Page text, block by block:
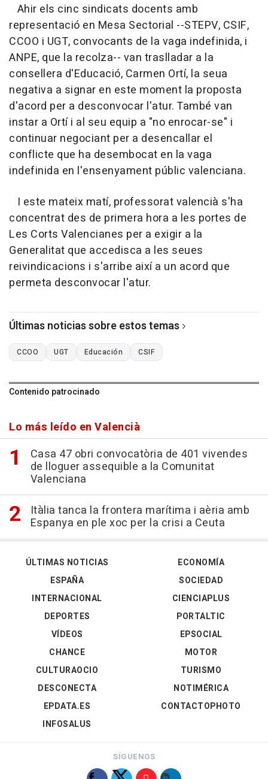
Ahir els cinc sindicats docents amb
representació en Mesa Sectorial --STEPV, CSIF,
CCOO i UGT, convocants de la vaga indefinida, i
ANPE, que la recolza-- van traslladar a la
consellera d'Educació, Carmen Ortí, la seua
negativa a signar en este moment la proposta
d'acord per a desconvocar l'atur. També van
instar a Ortí i al seu equip a "no enrocar-se" i
continuar negociant per a desencallar el
conflicte que ha desembocat en la vaga
indefinida en l'ensenyament públic valenciana.
I este mateix matí, professorat valencià s'ha
concentrat des de primera hora a les portes de
Les Corts Valencianes per a exigir a la
Generalitat que accedisca a les seues
reivindicacions i s'arribe així a un acord que
permeta desconvocar l'atur.
Últimas noticias sobre estos temas
CCOO UGT Educación CSIF
Contenido patrocinado
Lo más leído en Valencià
Casa 47 obri convocatòria de 401 vivendes
de lloguer assequible a la Comunitat
Valenciana
Itàlia tanca la frontera marítima i aèria amb
Espanya en ple xoc per la crisi a Ceuta
ÚLTIMAS NOTICIAS
ESPAÑA
INTERNACIONAL
DEPORTES
VÍDEOS
ECONOMÍA
SOCIEDAD
CIENCIAPLUS
PORTALTIC
EPSOCIAL
CHANCE
CULTURAOCIO
DESCONECTA
EPDATA.ES
INFOSALUS
MOTOR
TURISMO
NOTIMÉRICA
CONTACTOPHOTO
SÍGUENOS